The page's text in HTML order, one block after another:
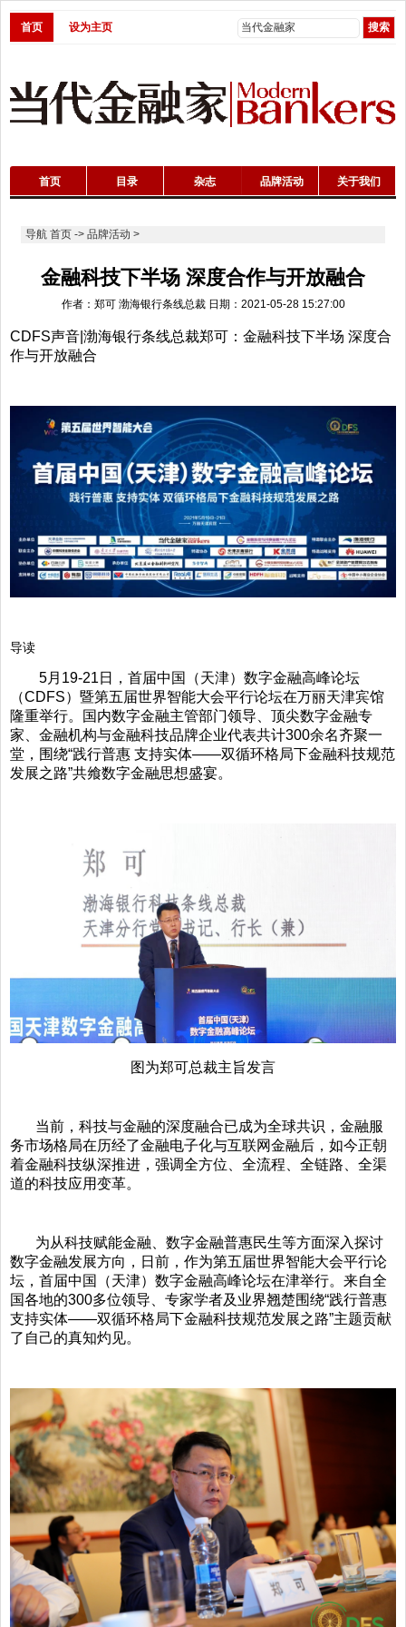
首页 设为主页
首页 目录 杂志 品牌活动 关于我们
导航 首页-> 品牌活动 >
金融科技下半场 深度合作与开放融合
作者：郑可 渤海银行条线总裁 日期：2021-05-28 15:27:00
CDFS声音|渤海银行条线总裁郑可：金融科技下半场 深度合
作与开放融合
导读
5月19-21日，首届中国（天津）数字金融高峰论坛
（CDFS）暨第五届世界智能大会平行论坛在万丽天津宾馆
隆重举行。国内数字金融主管部门领导、顶尖数字金融专
家、金融机构与金融科技品牌企业代表共计300余名齐聚一
堂，围绕“践行普惠 支持实体——双循环格局下金融科技规范
发展之路”共飨数字金融思想盛宴。
图为郑可总裁主旨发言
当前，科技与金融的深度融合已成为全球共识，金融服
务市场格局在历经了金融电子化与互联网金融后，如今正朝
着金融科技纵深推进，强调全方位、全流程、全链路、全渠
道的科技应用变革。
为从科技赋能金融、数字金融普惠民生等方面深入探讨
数字金融发展方向，日前，作为第五届世界智能大会平行论
坛，首届中国（天津）数字金融高峰论坛在津举行。来自全
国各地的300多位领导、专家学者及业界翘楚围绕“践行普惠
支持实体——双循环格局下金融科技规范发展之路”主题贡献
了自己的真知灼见。